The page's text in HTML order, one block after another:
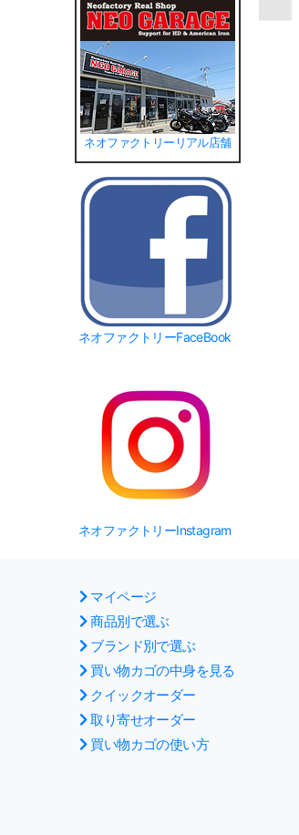
ネオファクトリーリアル店舗
ネオファクトリーFaceBook
ネオファクトリーInstagram
マイページ
商品別で選ぶ
ブランド別で選ぶ
買い物カゴの中身を見る
クイックオーダー
取り寄せオーダー
買い物カゴの使い方